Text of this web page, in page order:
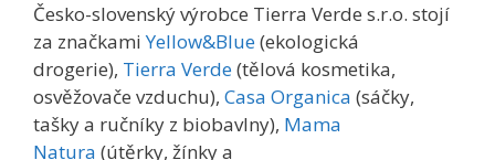
Česko-slovenský výrobce Tierra Verde s.r.o. stojí
za značkamiYellow&Blue(ekologická
drogerie), Tierra Verde(tělová kosmetika,
osvěžovače vzduchu), Casa Organica (sáčky,
tašky a ručníky z biobavlny), Mama
Natura (útěrky, žínky a